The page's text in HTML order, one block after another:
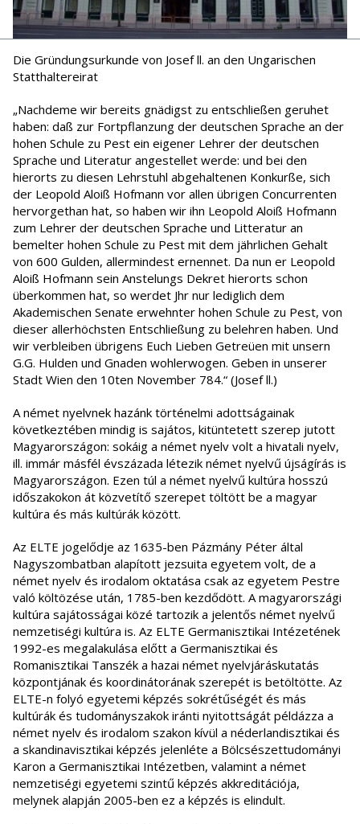
Die Gründungsurkunde von Josef ll. an den Ungarischen
Statthaltereirat
„Nachdeme wir bereits gnädigst zu entschließen geruhet
haben: daß zur Fortpflanzung der deutschen Sprache an der
hohen Schule zu Pest ein eigener Lehrer der deutschen
Sprache und Literatur angestellet werde: und bei den
hierorts zu diesen Lehrstuhl abgehaltenen Konkurße, sich
der Leopold Aloiß Hofmann vor allen übrigen Concurrenten
hervorgethan hat, so haben wir ihn Leopold Aloiß Hofmann
zum Lehrer der deutschen Sprache und Litteratur an
bemelter hohen Schule zu Pest mit dem jährlichen Gehalt
von 600 Gulden, allermindest ernennet. Da nun er Leopold
Aloiß Hofmann sein Anstelungs Dekret hierorts schon
überkommen hat, so werdet Jhr nur lediglich dem
Akademischen Senate erwehnter hohen Schule zu Pest, von
dieser allerhöchsten Entschließung zu belehren haben. Und
wir verbleiben übrigens Euch Lieben Getreüen mit unsern
G.G. Hulden und Gnaden wohlerwogen. Geben in unserer
Stadt Wien den 10ten November 784.“ (Josef ll.)
A német nyelvnek hazánk történelmi adottságainak
következtében mindig is sajátos, kitüntetett szerep jutott
Magyarországon: sokáig a német nyelv volt a hivatali nyelv,
ill. immár másfél évszázada létezik német nyelvű újságírás is
Magyarországon. Ezen túl a német nyelvű kultúra hosszú
időszakokon át közvetítő szerepet töltött be a magyar
kultúra és más kultúrák között.
Az ELTE jogelődje az 1635-ben Pázmány Péter által
Nagyszombatban alapított jezsuita egyetem volt, de a
német nyelv és irodalom oktatása csak az egyetem Pestre
való költözése után, 1785-ben kezdődött. A magyarországi
kultúra sajátosságai közé tartozik a jelentős német nyelvű
nemzetiségi kultúra is. Az ELTE Germanisztikai Intézetének
1992-es megalakulása előtt a Germanisztikai és
Romanisztikai Tanszék a hazai német nyelvjáráskutatás
központjának és koordinátorának szerepét is betöltötte. Az
ELTE-n folyó egyetemi képzés sokrétűségét és más
kultúrák és tudományszakok iránti nyitottságát példázza a
német nyelv és irodalom szakon kívül a néderlandisztikai és
a skandinavisztikai képzés jelenléte a Bölcsészettudományi
Karon a Germanisztikai Intézetben, valamint a német
nemzetiségi egyetemi szintű képzés akkreditációja,
melynek alapján 2005-ben ez a képzés is elindult.